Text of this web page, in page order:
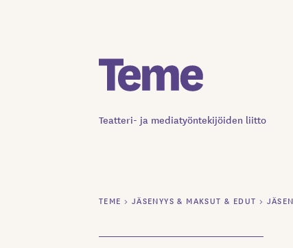
Teatteri- ja mediatyöntekijöiden liitto
TEME > JÄSENYYS & MAKSUT & EDUT >